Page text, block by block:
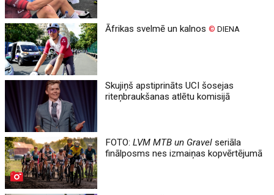
Āfrikas svelmē un kalnos© DIENA
Skujiņš apstiprināts UCI šosejas
riteņbraukšanas atlētu komisijā
FOTO:LVM MTB un Gravel seriāla
finālposms nes izmaiņas kopvērtējumā